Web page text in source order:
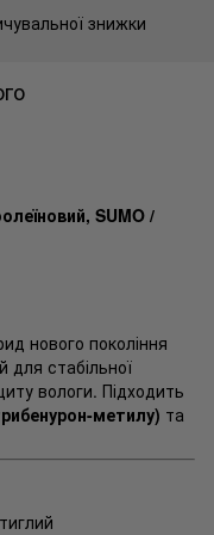
знижки
SUMO /
нового покоління
для стабільної
вологи. Підходить
метилу) та